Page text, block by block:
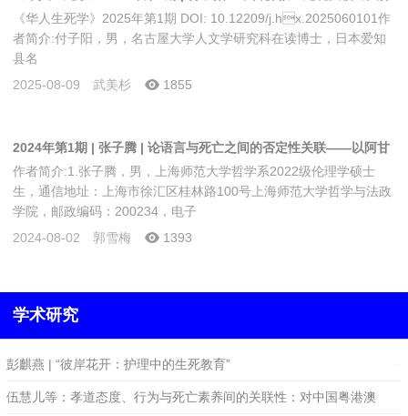
研究进展与评述
《华人生死学》2025年第1期 DOI: 10.12209/j.hx.2025060101作
者简介:付子阳，男，名古屋大学人文学研究科在读博士，日本爱知
县名
2025-08-09
武美杉 1855
2024年第1期 | 张子腾 | 论语言与死亡之间的否定性关联——以阿甘
本的“声音”理论为基础
作者简介:1.张子腾，男，上海师范大学哲学系2022级伦理学硕士
生，通信地址：上海市徐汇区桂林路100号上海师范大学哲学与法政
学院，邮政编码：200234，电子
2024-08-02
郭雪梅 1393
学术研究
彭麒燕 | “彼岸花开：护理中的生死教育”
伍慧儿等：孝道态度、行为与死亡素养间的关联性：对中国粤港澳